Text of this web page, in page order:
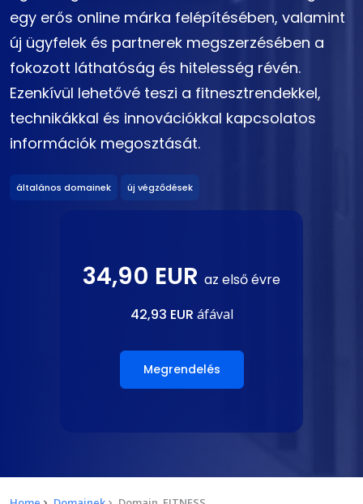
egy erős online márka felépítésében, valamint
új ügyfelek és partnerek megszerzésében a
fokozott láthatóság és hitelesség révén.
Ezenkívül lehetővé teszi a fitnesztrendekkel,
technikákkal és innovációkkal kapcsolatos
információk megosztását.
általános domainek új végződések
34,90 EUR az első évre
42,93 EUR áfával
Megrendelés